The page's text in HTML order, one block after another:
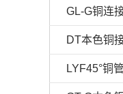
DT本色铜
LYF45°铜